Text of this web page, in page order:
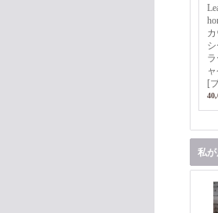
[
私